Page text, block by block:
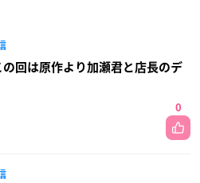
回は原作より加瀬君と店長のデ
0